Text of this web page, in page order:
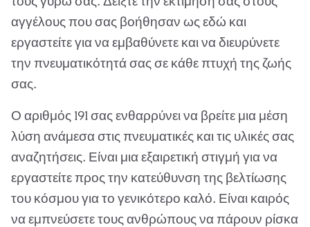
αγγέλους που σας βοήθησαν ως εδώ και
εργαστείτε για να εμβαθύνετε και να διευρύνετε
την πνευματικότητά σας σε κάθε πτυχή της ζωής
σας.
Ο αριθμός 191 σας ενθαρρύνει να βρείτε μια μέση
λύση ανάμεσα στις πνευματικές και τις υλικές σας
αναζητήσεις. Είναι μια εξαιρετική στιγμή για να
εργαστείτε προς την κατεύθυνση της βελτίωσης
του κόσμου για το γενικότερο καλό. Είναι καιρός
να εμπνεύσετε τους ανθρώπους να πάρουν ρίσκα